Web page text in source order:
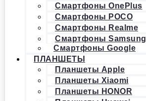
Смартфоны OnePlus
Смартфоны POCO
Смартфоны Realme
Смартфоны Samsung
Смартфоны Google
ПЛАНШЕТЫ
Планшеты Apple
Планшеты Xiaomi
Планшеты HONOR